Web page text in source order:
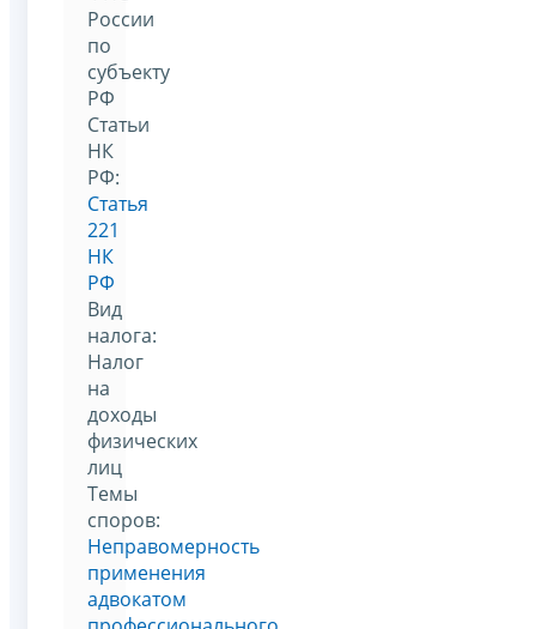
России
по
субъекту
РФ
Статьи
НК
РФ:
Статья
221
НК
РФ
Вид
налога:
Налог
на
доходы
физических
лиц
Темы
споров:
Неправомерность
применения
адвокатом